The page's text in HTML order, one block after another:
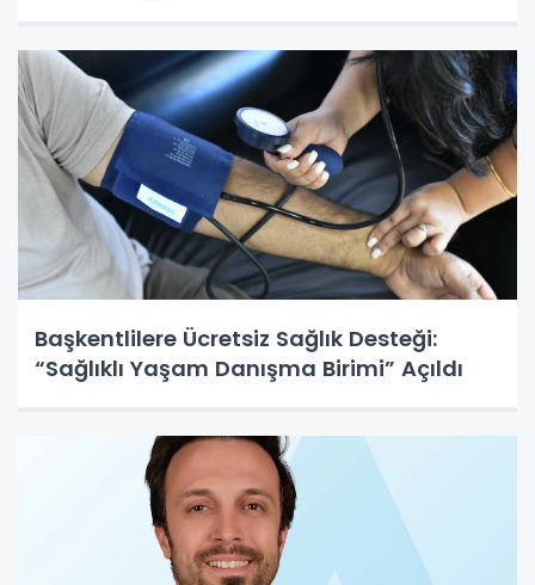
Başkentlilere Ücretsiz Sağlık Desteği:
“Sağlıklı Yaşam Danışma Birimi” Açıldı